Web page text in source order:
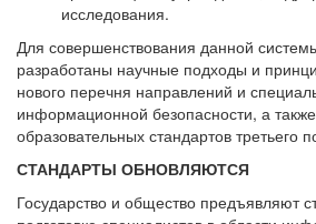
исследования.
Для совершенствования данной
разработаны научные подходы и
нового перечня направлений и
информационной безопасности, а
образовательных стандартов третьего
СТАНДАРТЫ ОБНОВЛЯЮТСЯ
Государство и общество предъявляют